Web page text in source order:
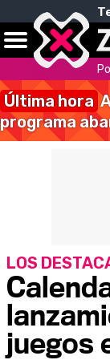
Última hora
programa
juegos
LOS